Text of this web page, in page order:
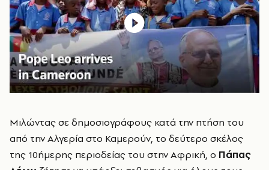
Μιλώντας σε δημοσιογράφους κατά την πτήση του
από την Αλγερία στο Καμερούν, το δεύτερο σκέλος
της 10ήμερης περιοδείας του στην Αφρική, ο Πάπας